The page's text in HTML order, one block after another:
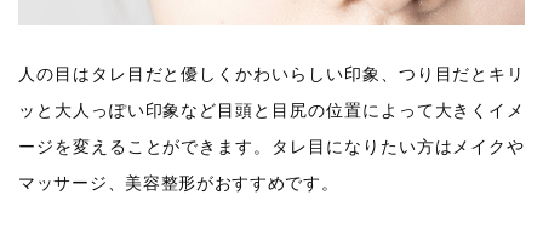
人の目はタレ目だと優しくかわいらしい印象、つり目だとキリ
ッと大人っぽい印象など目頭と目尻の位置によって大きくイメ
ージを変えることができます。タレ目になりたい方はメイクや
マッサージ、美容整形がおすすめです。